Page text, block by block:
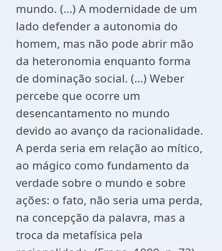
mundo. (...) A modernidade de um
lado defender a autonomia do
homem, mas não pode abrir mão
da heteronomia enquanto forma
de dominação social. (...) Weber
percebe que ocorre um
desencantamento no mundo
devido ao avanço da racionalidade.
A perda seria em relação ao mítico,
ao mágico como fundamento da
verdade sobre o mundo e sobre
ações: o fato, não seria uma perda,
na concepção da palavra, mas a
troca da metafísica pela